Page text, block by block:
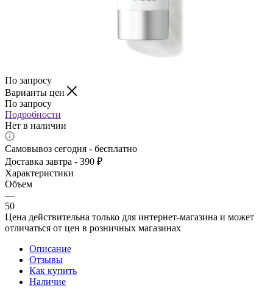
По запросу
Варианты цен
По запросу
Подробности
Нет в наличии
Самовывоз сегодня - бесплатно
Доставка завтра - 390 ₽
Характеристики
Объем
—
50
Цена действительна только для интернет-магазина и может
отличаться от цен в розничных магазинах
Описание
Отзывы
Как купить
Наличие